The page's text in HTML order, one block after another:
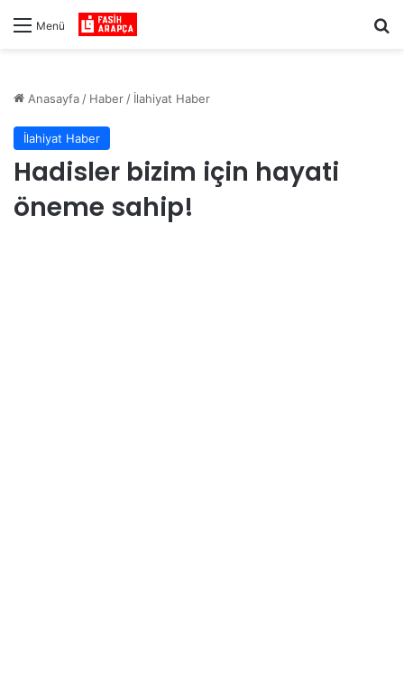
Menü
Anasayfa / Haber / İlahiyat Haber
İlahiyat Haber
Hadisler bizim için hayati
öneme sahip!